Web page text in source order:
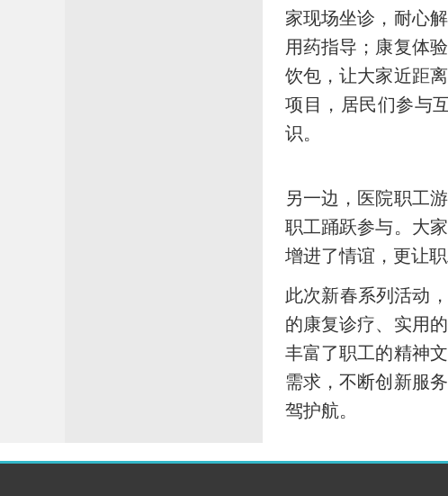
家现场坐诊，耐心
用药指导；康复体
饮包，让大家近距
项目，居民们参与
识。
另一边，医院职工
职工踊跃参与。大
增进了情谊，更让
此次新春系列活动
的康复诊疗、实用
丰富了职工的精神
需求，不断创新服
驾护航。